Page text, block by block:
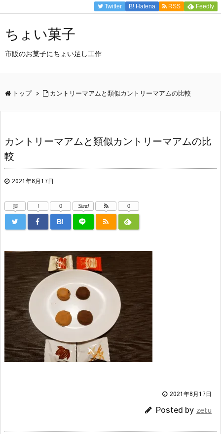
Twitter B! Hatena RSS Feedly
ちょい菓子
市販のお菓子にちょい足し工作
トップ > カントリーマアムと類似カントリーマアムの比較
カントリーマアムと類似カントリーマアムの比
較
2021年8月17日
!
B!
0 Send 0
2021年8月17日
Posted by zetu